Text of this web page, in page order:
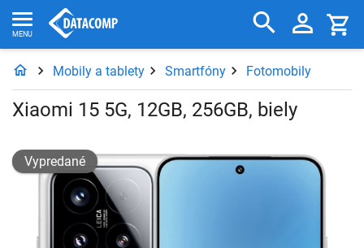
Mobily a tablety Smartfóny Fotomobily
Xiaomi 15 5G, 12GB, 256GB, biely
Vypredané